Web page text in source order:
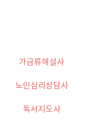
가금류해설사
노인심리상담사
독서지도사